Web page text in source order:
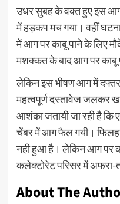
उधर सुबह के वक्त हुए इस
में हड़कप मच गया। वहीं
में आग पर काबू पाने के लिए
मशक्कत के बाद आग पर काबू
लेकिन इस भीषण आग में
महत्वपूर्ण दस्तावेज जलकर
आशंका जतायी जा रही है कि
चेंबर में आग फैल गयी।
नही हुआ है। लेकिन आग पर
कलेक्टोरेट परिसर में अफरा-
About The